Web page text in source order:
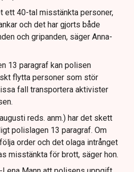
ett 40-tal misstänkta personer,
och det har gjorts både
och gripanden, säger Anna-
13 paragraf kan polisen
flytta personer som stör
fall transportera aktivister
reds. anm.) har det skett
polislagen 13 paragraf. Om
order och det olaga intrånget
misstänkta för brott, säger hon.